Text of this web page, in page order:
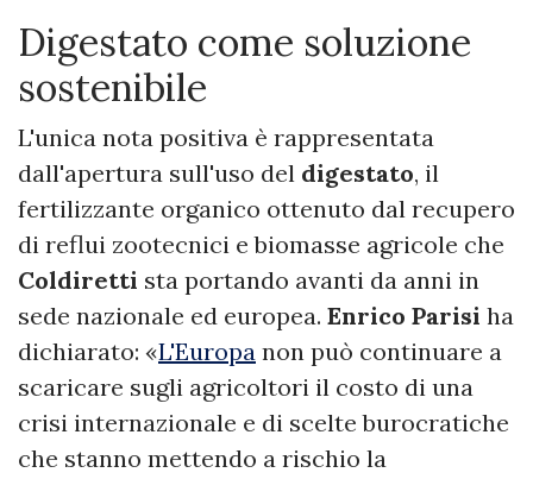
Digestato come soluzione
sostenibile
L'unica nota positiva è rappresentata
dall'apertura sull'uso del digestato, il
fertilizzante organico ottenuto dal recupero
di reflui zootecnici e biomasse agricole che
Coldiretti sta portando avanti da anni in
sede nazionale ed europea. Enrico Parisi ha
dichiarato: «L'Europa non può continuare a
scaricare sugli agricoltori il costo di una
crisi internazionale e di scelte burocratiche
che stanno mettendo a rischio la